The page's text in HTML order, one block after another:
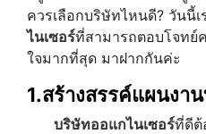
ควรเลือกบริษัทไหนดี? วันนี้เ
ไนเซอร์ที่สามารถตอบโจทย์
ใจมากที่สุด มาฝากกันค่ะ
1.สร้างสรรค์แผนงา
บริษัทออแกไนเซอร์ที่ดีต้